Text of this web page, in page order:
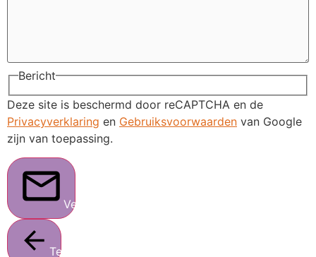
Bericht
Deze site is beschermd door reCAPTCHA en de
Privacyverklaring en Gebruiksvoorwaarden van Google
zijn van toepassing.
Verstuur
Terug